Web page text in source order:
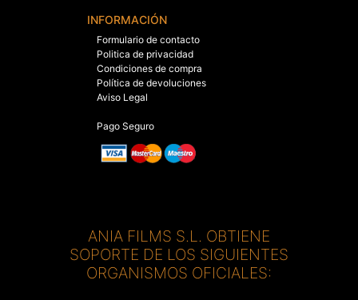
INFORMACIÓN
Formulario de contacto
Politica de privacidad
Condiciones de compra
Política de devoluciones
Aviso Legal
Pago Seguro
ANIA FILMS S.L. OBTIENE
SOPORTE DE LOS SIGUIENTES
ORGANISMOS OFICIALES: